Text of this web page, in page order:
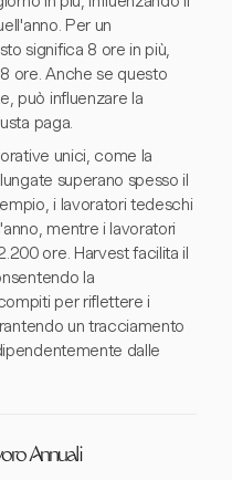
Per un
significa 8 ore in più,
ore. Anche se questo
può influenzare la
paga.
unici, come la
superano spesso il
i lavoratori tedeschi
mentre i lavoratori
ore. Harvest facilita il
la
per riflettere i
un tracciamento
dalle
Annuali